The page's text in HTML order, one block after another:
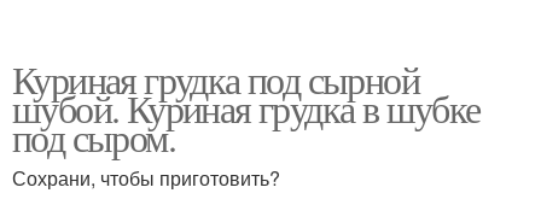
Куриная грудка под сырной
шубой. Куриная грудка в шубке
под сыром.
Сохрани, чтобы приготовить?